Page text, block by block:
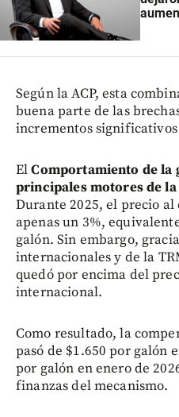
Según la ACP, esta
buena parte de las
incrementos
ElComportamiento de la
principales motores de
Durante 2025, el precio
apenas un 3%,
galón. Sin embargo,
internacionales y de la
quedó por encima del
internacional.
Como resultado, la
pasó de $1.650 por galón
por galón en enero de
finanzas del mecanismo.